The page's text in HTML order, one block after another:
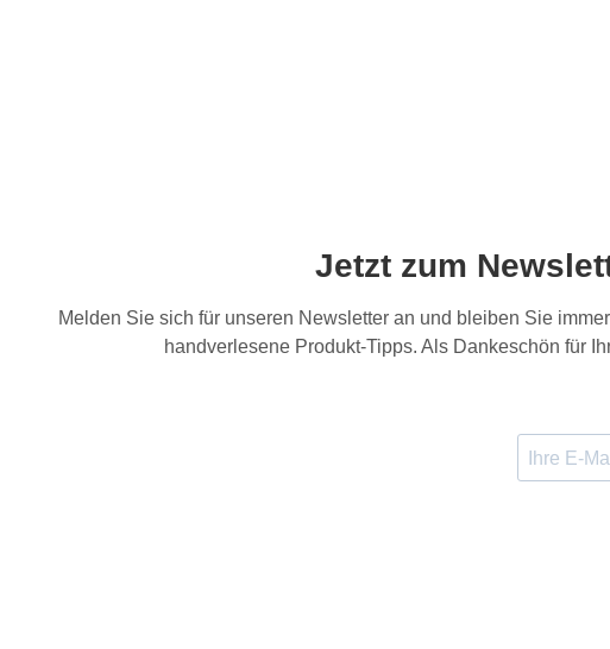
Jetzt zum
Melden Sie sich für unseren Newsletter an und bleiben Sie
handverlesene Produkt-Tipps. Als Dankeschön für